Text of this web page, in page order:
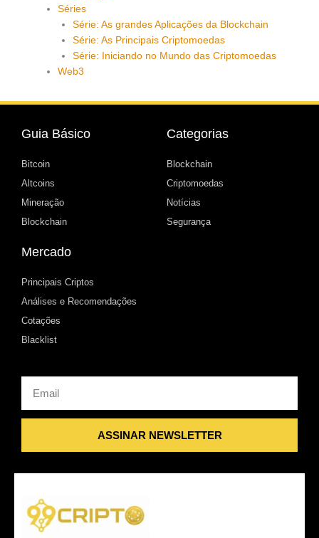
Séries
Série: As grandes Aplicações da Blockchain
Série: As Principais Criptomoedas
Série: Iniciando no Mundo das Criptomoedas
Web3
Guia Básico
Bitcoin
Altcoins
Mineração
Blockchain
Categorias
Blockchain
Criptomoedas
Notícias
Segurança
Mercado
Principais Criptos
Análises e Recomendações
Cotações
Blacklist
ASSINAR NEWSLETTER